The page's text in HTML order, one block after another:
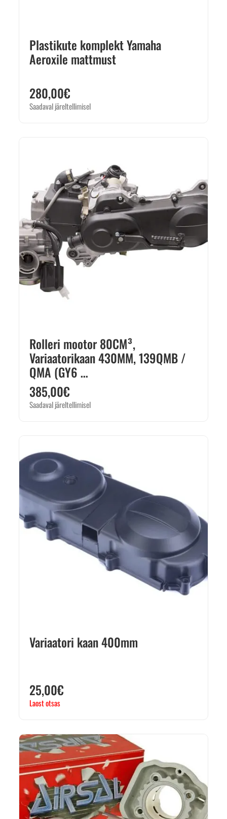
Plastikute komplekt Yamaha
Aeroxile mattmust
280,00€
Saadaval järeltellimisel
Rolleri mootor 80CM³,
Variaatorikaan 430MM, 139QMB /
QMA (GY6 …
385,00€
Saadaval järeltellimisel
Variaatori kaan 400mm
25,00€
Laost otsas